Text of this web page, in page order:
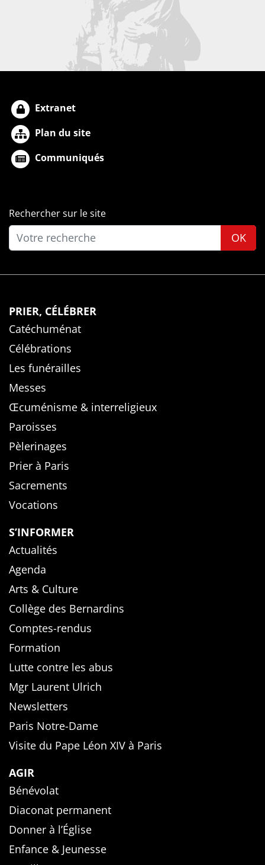
Extranet
Plan du site
Communiqués
Rechercher sur le site
OK
PRIER, CÉLÉBRER
Catéchuménat
Célébrations
Les funérailles
Messes
Œcuménisme & interreligieux
Paroisses
Pèlerinages
Prier à Paris
Sacrements
Vocations
S’INFORMER
Actualités
Agenda
Arts & Culture
Collège des Bernardins
Comptes-rendus
Formation
Lutte contre les abus
Mgr Laurent Ulrich
Newsletters
Paris Notre-Dame
Visite du Pape Léon XIV à Paris
AGIR
Bénévolat
Diaconat permanent
Donner à l’Église
Enfance & Jeunesse